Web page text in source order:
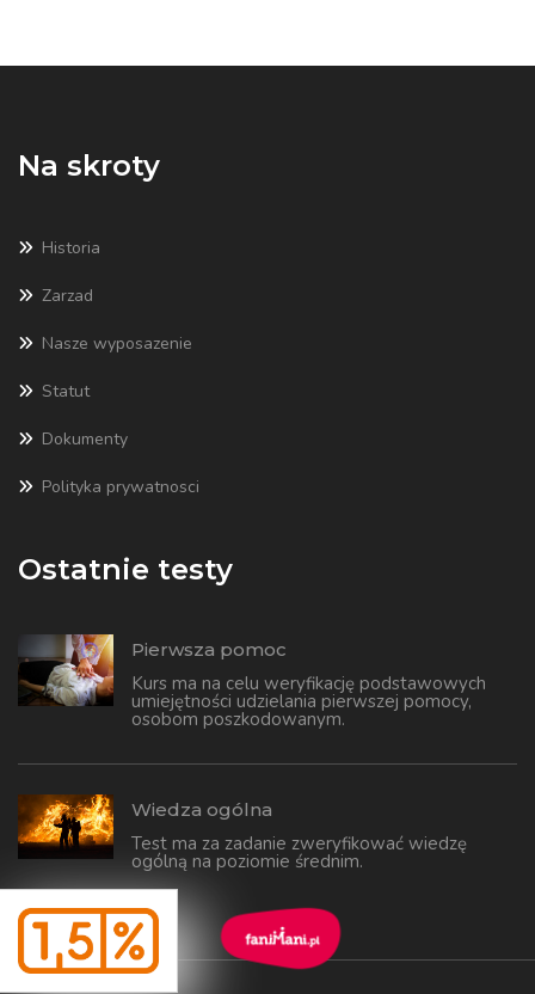
Na skroty
Historia
Zarzad
Nasze wyposazenie
Statut
Dokumenty
Polityka prywatnosci
Ostatnie testy
Pierwsza pomoc
Kurs ma na celu weryfikację podstawowych
umiejętności udzielania pierwszej pomocy,
osobom poszkodowanym.
Wiedza ogólna
Test ma za zadanie zweryfikować wiedzę
ogólną na poziomie średnim.